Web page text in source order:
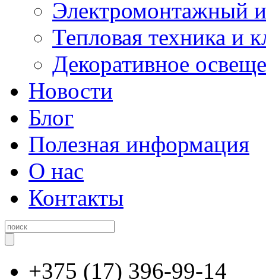
Электромонтажный
Тепловая техника и
Декоративное
Новости
Блог
Полезная информация
О нас
Контакты
+375 (17) 396-99-14